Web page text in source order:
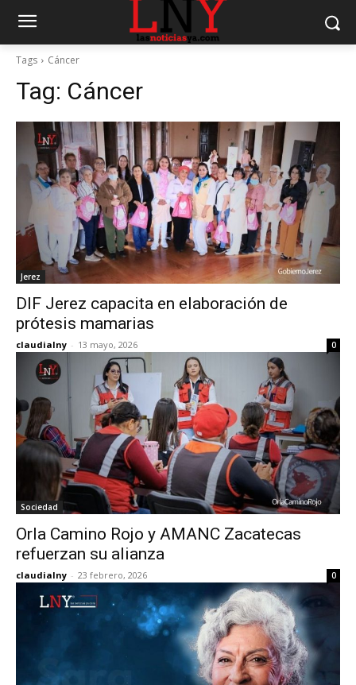
Tags Cáncer
Tag: Cáncer
Jerez
DIF Jerez capacita en elaboración de
prótesis mamarias
claudialny - 13 mayo, 2026 0
Sociedad
Orla Camino Rojo y AMANC Zacatecas
refuerzan su alianza
claudialny - 23 febrero, 2026 0